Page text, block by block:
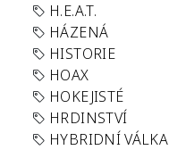
H.E.A.T.
HÁZENÁ
HISTORIE
HOAX
HOKEJISTÉ
HRDINSTVÍ
HYBRIDNÍ VÁLKA